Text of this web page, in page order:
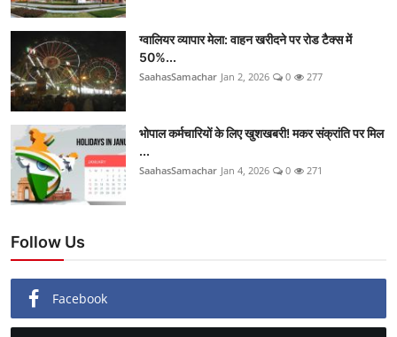
ग्वालियर व्यापार मेला: वाहन खरीदने पर रोड टैक्स में
50%...
SaahasSamachar Jan 2, 2026 0 277
भोपाल कर्मचारियों के लिए खुशखबरी! मकर संक्रांति पर मिल
...
SaahasSamachar Jan 4, 2026 0 271
Follow Us
Facebook